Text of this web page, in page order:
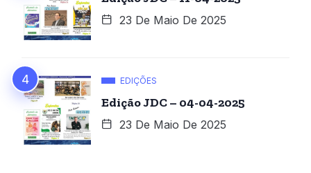
23 De Maio De 2025
EDIÇÕES
Edição JDC – 04-04-2025
23 De Maio De 2025